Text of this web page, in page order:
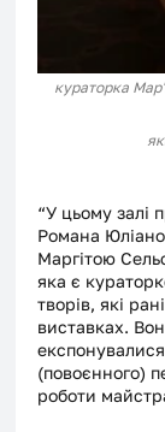
кураторка
“У цьому залі
Романа
Маргітою
яка є
творів, які
виставках.
(повоєнного)
роботи